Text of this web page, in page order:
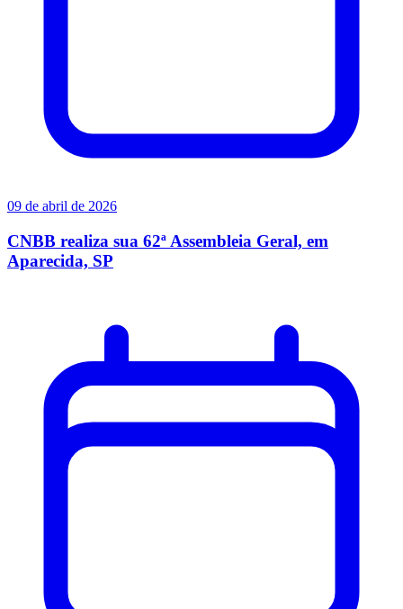
09 de abril de 2026
CNBB realiza sua 62ª Assembleia Geral, em
Aparecida, SP